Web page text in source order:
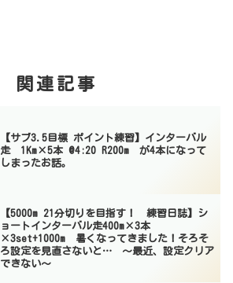
関連記事
【サブ3.5目標 ポイント練習】インターバル
走 1Km×5本 @4:20 R200m が4本になって
しまったお話。
【5000m 21分切りを目指す！ 練習日誌】シ
ョートインターバル走400m×3本
×3set+1000m 暑くなってきました！そろそ
ろ設定を見直さないと… 〜最近、設定クリア
できない〜